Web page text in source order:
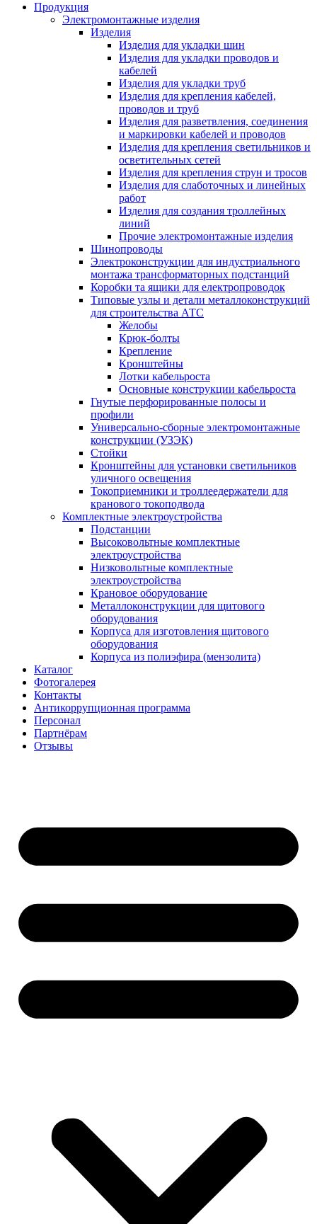
Продукция
Электромонтажные изделия
Изделия
Изделия для укладки шин
Изделия для укладки проводов и
кабелей
Изделия для укладки труб
Изделия для крепления кабелей,
проводов и труб
Изделия для разветвления, соединения
и маркировки кабелей и проводов
Изделия для крепления светильников и
осветительных сетей
Изделия для крепления струн и тросов
Изделия для слаботочных и линейных
работ
Изделия для создания троллейных
линий
Прочие электромонтажные изделия
Шинопроводы
Электроконструкции для индустриального
монтажа трансформаторных подстанций
Коробки та ящики для електропроводок
Типовые узлы и детали металлоконструкций
для строительства АТС
Желобы
Крюк-болты
Крепление
Кронштейны
Лотки кабельроста
Основные конструкции кабельроста
Гнутые перфорированные полосы и
профили
Универсально-сборные электромонтажные
конструкции (УЗЭК)
Стойки
Кронштейны для установки светильников
уличного освещения
Токоприемники и троллеедержатели для
кранового токоподвода
Комплектные электроустройства
Подстанции
Высоковольтные комплектные
электроустройства
Низковольтные комплектные
электроустройства
Крановое оборудование
Металлоконструкции для щитового
оборудования
Корпуса для изготовления щитового
оборудования
Корпуса из полиэфира (мензолита)
Каталог
Фотогалерея
Контакты
Антикоррупционная программа
Персонал
Партнёрам
Отзывы